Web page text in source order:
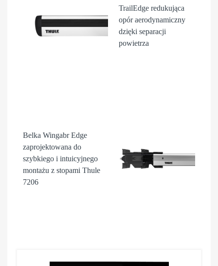
TrailEdge redukująca
opór aerodynamiczny
dzięki separacji
powietrza
Belka Wingabr Edge
zaprojektowana do
szybkiego i intuicyjnego
montażu z stopami Thule
7206